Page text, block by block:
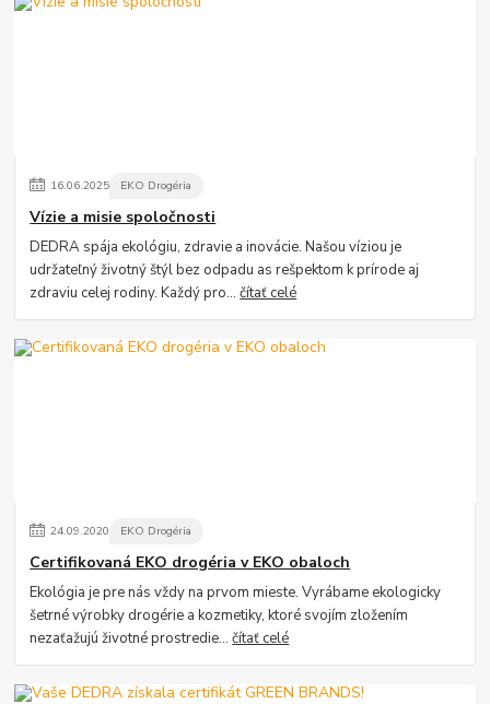
16.06.2025 EKO Drogéria
Vízie a misie spoločnosti
DEDRA spája ekológiu, zdravie a inovácie. Našou víziou je
udržateľný životný štýl bez odpadu as rešpektom k prírode aj
zdraviu celej rodiny. Každý pro...čítať celé
24.09.2020 EKO Drogéria
Certifikovaná EKO drogéria v EKO obaloch
Ekológia je pre nás vždy na prvom mieste. Vyrábame ekologicky
šetrné výrobky drogérie a kozmetiky, ktoré svojím zložením
nezaťažujú životné prostredie...čítať celé